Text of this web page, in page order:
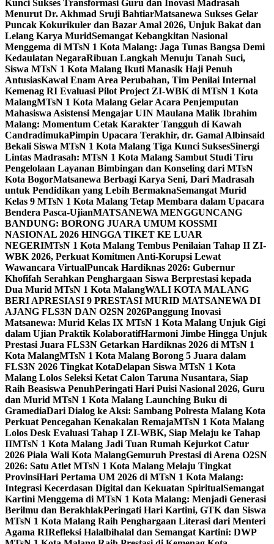
Kunci Sukses Transformasi Guru dan Inovasi Madrasah
Menurut Dr. Akhmad Sruji BahtiarMatsanewa Sukses Gelar
Puncak Kokurikuler dan Bazar Amal 2026, Unjuk Bakat dan
Lelang Karya MuridSemangat Kebangkitan Nasional
Menggema di MTsN 1 Kota Malang: Jaga Tunas Bangsa Demi
Kedaulatan NegaraRibuan Langkah Menuju Tanah Suci,
Siswa MTsN 1 Kota Malang Ikuti Manasik Haji Penuh
AntusiasKawal Enam Area Perubahan, Tim Penilai Internal
Kemenag RI Evaluasi Pilot Project ZI-WBK di MTsN 1 Kota
MalangMTsN 1 Kota Malang Gelar Acara Penjemputan
Mahasiswa Asistensi Mengajar UIN Maulana Malik Ibrahim
Malang: Momentum Cetak Karakter Tangguh di Kawah
CandradimukaPimpin Upacara Terakhir, dr. Gamal Albinsaid
Bekali Siswa MTsN 1 Kota Malang Tiga Kunci SuksesSinergi
Lintas Madrasah: MTsN 1 Kota Malang Sambut Studi Tiru
Pengelolaan Layanan Bimbingan dan Konseling dari MTsN
Kota BogorMatsanewa Berbagi Karya Seni, Dari Madrasah
untuk Pendidikan yang Lebih BermaknaSemangat Murid
Kelas 9 MTsN 1 Kota Malang Tetap Membara dalam Upacara
Bendera Pasca-UjianMATSANEWA MENGGUNCANG
BANDUNG: BORONG JUARA UMUM KOSSMI
NASIONAL 2026 HINGGA TIKET KE LUAR
NEGERIMTsN 1 Kota Malang Tembus Penilaian Tahap II ZI-
WBK 2026, Perkuat Komitmen Anti-Korupsi Lewat
Wawancara VirtualPuncak Hardiknas 2026: Gubernur
Khofifah Serahkan Penghargaan Siswa Berprestasi kepada
Dua Murid MTsN 1 Kota MalangWALI KOTA MALANG
BERI APRESIASI 9 PRESTASI MURID MATSANEWA DI
AJANG FLS3N DAN O2SN 2026Panggung Inovasi
Matsanewa: Murid Kelas IX MTsN 1 Kota Malang Unjuk Gigi
dalam Ujian Praktik KolaboratifHarmoni Jimbe Hingga Unjuk
Prestasi Juara FLS3N Getarkan Hardiknas 2026 di MTsN 1
Kota MalangMTsN 1 Kota Malang Borong 5 Juara dalam
FLS3N 2026 Tingkat KotaDelapan Siswa MTsN 1 Kota
Malang Lolos Seleksi Ketat Calon Taruna Nusantara, Siap
Raih Beasiswa PenuhPeringati Hari Puisi Nasional 2026, Guru
dan Murid MTsN 1 Kota Malang Launching Buku di
GramediaDari Dialog ke Aksi: Sambang Polresta Malang Kota
Perkuat Pencegahan Kenakalan RemajaMTsN 1 Kota Malang
Lolos Desk Evaluasi Tahap I ZI-WBK, Siap Melaju ke Tahap
IIMTsN 1 Kota Malang Jadi Tuan Rumah Kejurkot Catur
2026 Piala Wali Kota MalangGemuruh Prestasi di Arena O2SN
2026: Satu Atlet MTsN 1 Kota Malang Melaju Tingkat
ProvinsiHari Pertama UM 2026 di MTsN 1 Kota Malang:
Integrasi Kecerdasan Digital dan Kekuatan SpiritualSemangat
Kartini Menggema di MTsN 1 Kota Malang: Menjadi Generasi
Berilmu dan BerakhlakPeringati Hari Kartini, GTK dan Siswa
MTsN 1 Kota Malang Raih Penghargaan Literasi dari Menteri
Agama RIRefleksi Halalbihalal dan Semangat Kartini: DWP